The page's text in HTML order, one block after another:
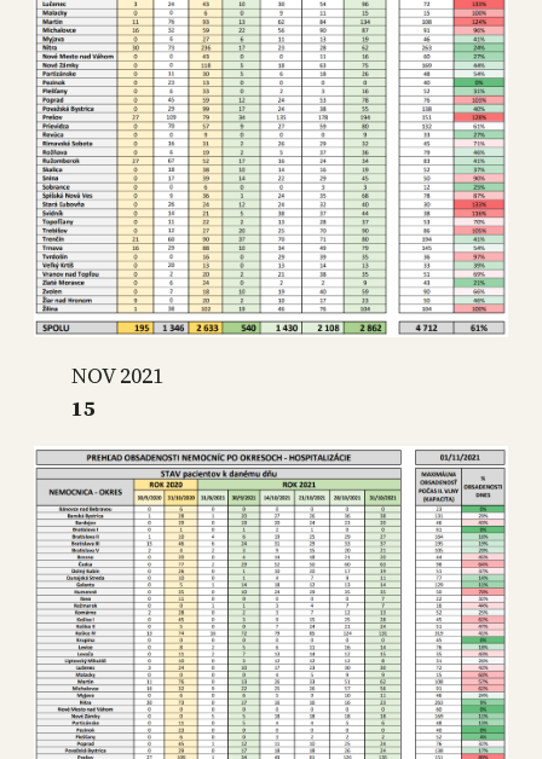
NOV 2021
15